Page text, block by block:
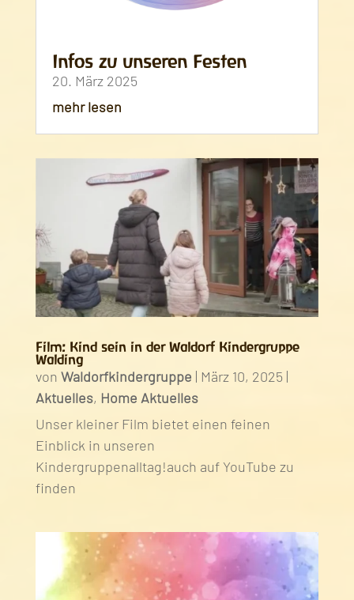
Infos zu unseren Festen
20. März 2025
mehr lesen
Film: Kind sein in der Waldorf Kindergruppe
Walding
von Waldorfkindergruppe | März 10, 2025 |
Aktuelles, Home Aktuelles
Unser kleiner Film bietet einen feinen
Einblick in unseren
Kindergruppenalltag!auch auf YouTube zu
finden